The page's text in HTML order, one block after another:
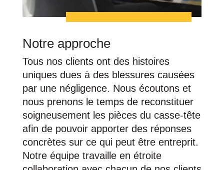
Notre approche
Tous nos clients ont des histoires
uniques dues à des blessures causées
par une négligence. Nous écoutons et
nous prenons le temps de reconstituer
soigneusement les pièces du casse-tête
afin de pouvoir apporter des réponses
concrètes sur ce qui peut être entreprit.
Notre équipe travaille en étroite